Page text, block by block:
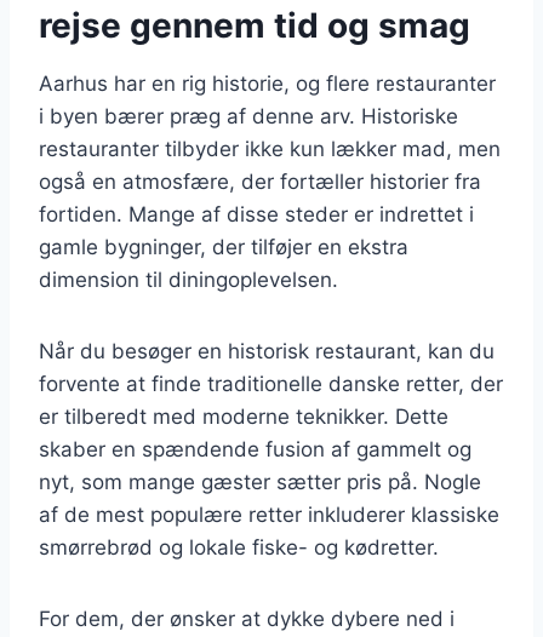
rejse gennem tid og smag
Aarhus har en rig historie, og flere restauranter
i byen bærer præg af denne arv. Historiske
restauranter tilbyder ikke kun lækker mad, men
også en atmosfære, der fortæller historier fra
fortiden. Mange af disse steder er indrettet i
gamle bygninger, der tilføjer en ekstra
dimension til diningoplevelsen.
Når du besøger en historisk restaurant, kan du
forvente at finde traditionelle danske retter, der
er tilberedt med moderne teknikker. Dette
skaber en spændende fusion af gammelt og
nyt, som mange gæster sætter pris på. Nogle
af de mest populære retter inkluderer klassiske
smørrebrød og lokale fiske- og kødretter.
For dem, der ønsker at dykke dybere ned i